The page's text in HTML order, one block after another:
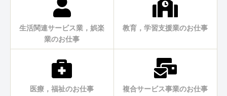
生活関連サービス業，娯楽
業のお仕事
教育，学習支援業のお仕事
医療，福祉のお仕事 複合サービス事業のお仕事